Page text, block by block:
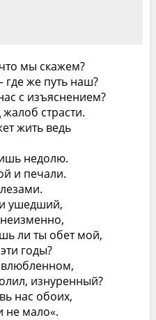
мы скажем?
где же путь наш?
с изъяснением?
страсти.
жить ведь
недолю.
и печали.
ушедший,
ли ты обет мой,
годы?
изнуренный?
нас обоих,
не мало«.